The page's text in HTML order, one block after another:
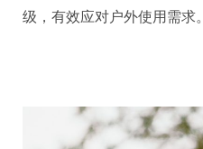
级，有效应对户外使用需求。